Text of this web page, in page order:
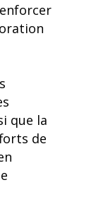
que la
de